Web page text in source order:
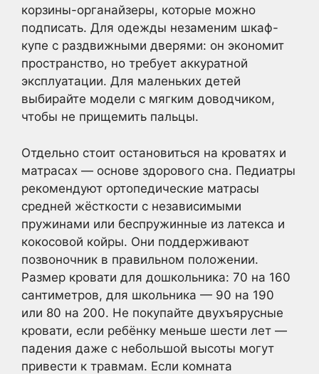
корзины-органайзеры, которые можно
подписать. Для одежды незаменим шкаф-
купе с раздвижными дверями: он экономит
пространство, но требует аккуратной
эксплуатации. Для маленьких детей
выбирайте модели с мягким доводчиком,
чтобы не прищемить пальцы.
Отдельно стоит остановиться на кроватях и
матрасах — основе здорового сна. Педиатры
рекомендуют ортопедические матрасы
средней жёсткости с независимыми
пружинами или беспружинные из латекса и
кокосовой койры. Они поддерживают
позвоночник в правильном положении.
Размер кровати для дошкольника: 70 на 160
сантиметров, для школьника — 90 на 190
или 80 на 200. Не покупайте двухъярусные
кровати, если ребёнку меньше шести лет —
падения даже с небольшой высоты могут
привести к травмам. Если комната